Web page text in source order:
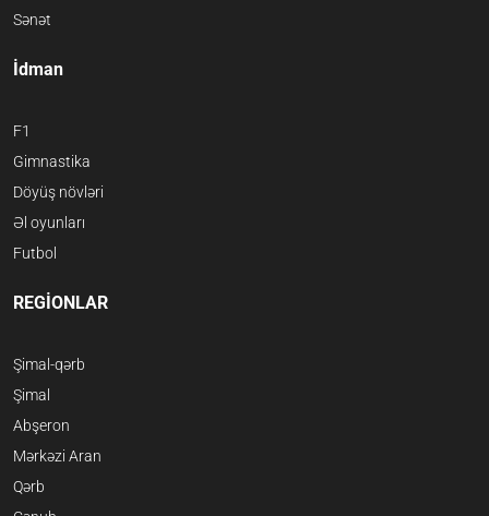
Sənət
İdman
F1
Gimnastika
Döyüş növləri
Əl oyunları
Futbol
REGİONLAR
Şimal-qərb
Şimal
Abşeron
Mərkəzi Aran
Qərb